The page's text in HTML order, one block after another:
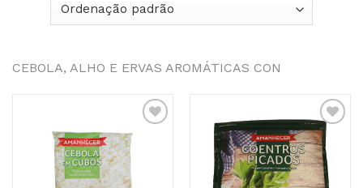
CEBOLA, ALHO E ERVAS AROMÁTICAS CON
Adicionar
Favoritos
Adicionar
aos
Favoritos